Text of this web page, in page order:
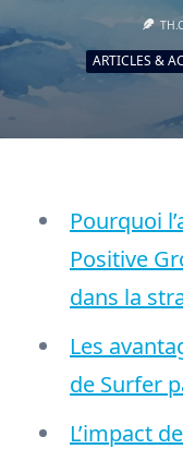
ARTICLES &
Pourquoi
Positive
dans la
Les
de Surfer
L’impact